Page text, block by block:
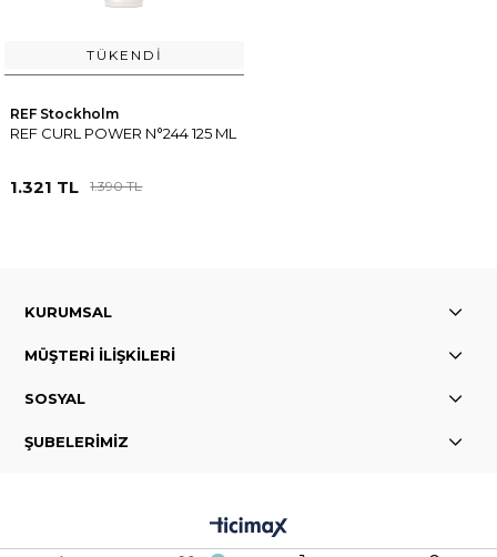
TÜKENDI
REF Stockholm
REF CURL POWER N°244 125 ML
1.321 TL 1.390 TL
KURUMSAL
MÜŞTERİ İLİŞKİLERİ
SOSYAL
ŞUBELERİMİZ